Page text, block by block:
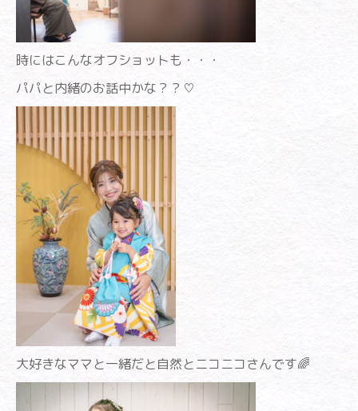
時にはこんなオフショットも・・・
パパと内緒のお話中かな？？♡
大好きなママと一緒だと自然とニコニコさんです🌈